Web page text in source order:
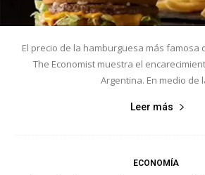
El precio de la hamburguesa más famosa
The Economist muestra el
Argentina. En medio de
Leer más
ECONOMÍA